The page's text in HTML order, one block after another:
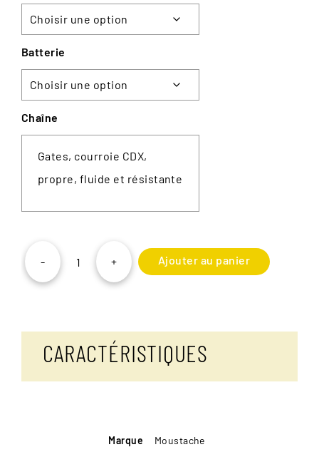
Batterie
Chaîne
Gates, courroie CDX,
propre, fluide et résistante
-
quantité
+ Ajouter au panier
CARACTÉRISTIQUES
Marque Moustache